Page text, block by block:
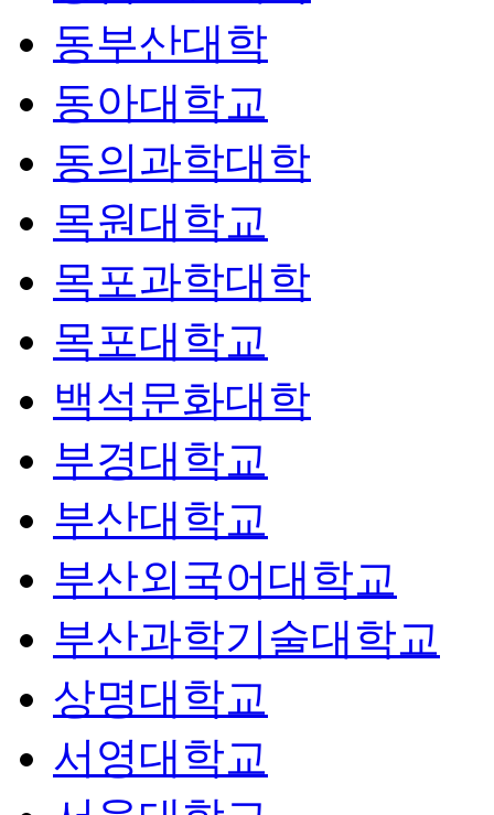
동부산대학
동아대학교
동의과학대학
목원대학교
목포과학대학
목포대학교
백석문화대학
부경대학교
부산대학교
부산외국어대학교
부산과학기술대학교
상명대학교
서영대학교